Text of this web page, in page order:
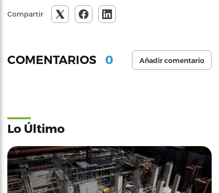
Compartir
COMENTARIOS 0 Añadir comentario
Lo Último